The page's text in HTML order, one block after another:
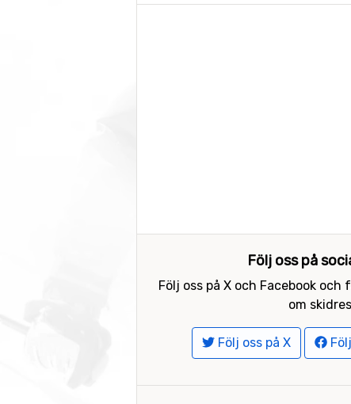
Följ oss på
Följ oss på X och Facebook
om
Följ oss på X